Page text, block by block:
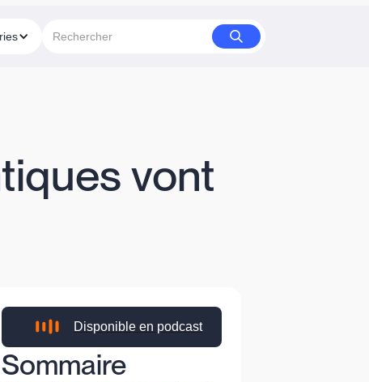
vont
Disponible en podcast
Sommaire